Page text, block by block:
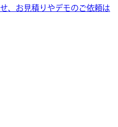
、お見積りやデモのご依頼は